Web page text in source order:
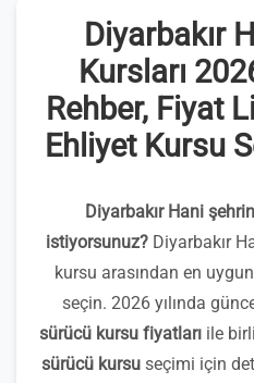
Diyarbakır
Kursları
Rehber, Fiyat
Ehliyet Kursu
Diyarbakır Hani
istiyorsunuz? Diyarbakır
kursu arasından en
seçin. 2026 yılında
sürücü kursu fiyatlarıile
sürücü kursuseçimi için